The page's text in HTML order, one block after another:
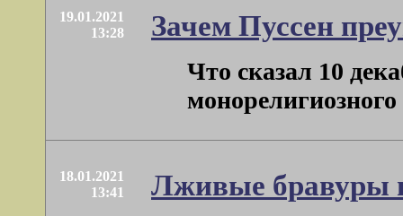
19.01.2021
13:28
Зачем Пуссен
Что сказал 10
18.01.2021
13:41
Лживые бравуры